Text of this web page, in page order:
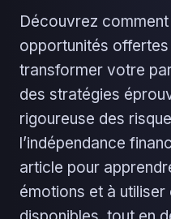
Découvrez
opportunités
transformer votre
des stratégies
rigoureuse des
l’indépendance
article pour
émotions et à